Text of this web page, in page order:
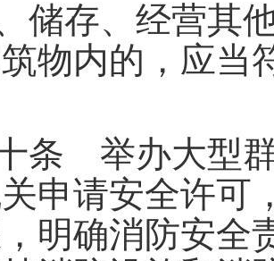
储存、经营其
物内的，应当
条 举办大型
申请安全许可
明确消防安全